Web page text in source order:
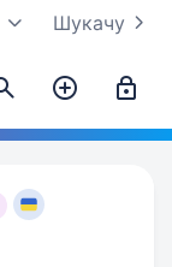
Шукачу